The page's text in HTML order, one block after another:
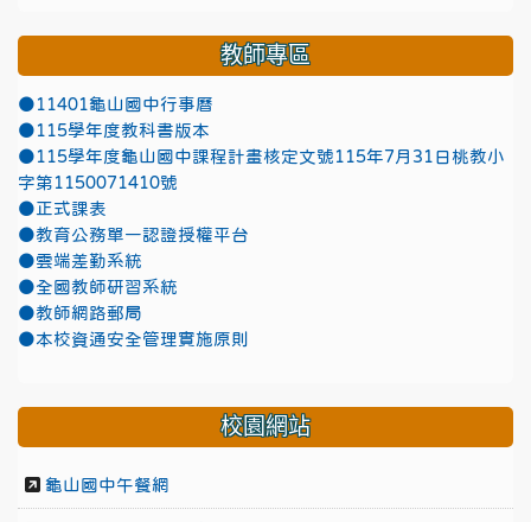
教師專區
●11401龜山國中行事曆
●115學年度教科書版本
●115學年度龜山國中課程計畫核定文號115年7月31日桃教小
字第1150071410號
●正式課表
●教育公務單一認證授權平台
●雲端差勤系統
●全國教師研習系統
●教師網路郵局
●本校資通安全管理實施原則
校園網站
龜山國中午餐網